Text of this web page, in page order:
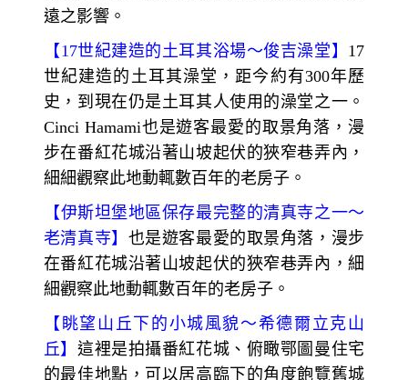
遠之影響。
【 17世紀建造的土耳其浴場～俊吉澡堂】 17
世紀建造的土耳其澡堂，距今約有300年歷
史，到現在仍是土耳其人使用的澡堂之一。
Cinci Hamami也是遊客最愛的取景角落，漫
步在番紅花城沿著山坡起伏的狹窄巷弄內，
細細觀察此地動輒數百年的老房子。
【伊斯坦堡地區保存最完整的清真寺之一～
老清真寺】 也是遊客最愛的取景角落，漫步
在番紅花城沿著山坡起伏的狹窄巷弄內，細
細觀察此地動輒數百年的老房子。
【 眺望山丘下的小城風貌～希德爾立克山
丘】這裡是拍攝番紅花城、俯瞰鄂圖曼住宅
的最佳地點，可以居高臨下的角度飽覽舊城